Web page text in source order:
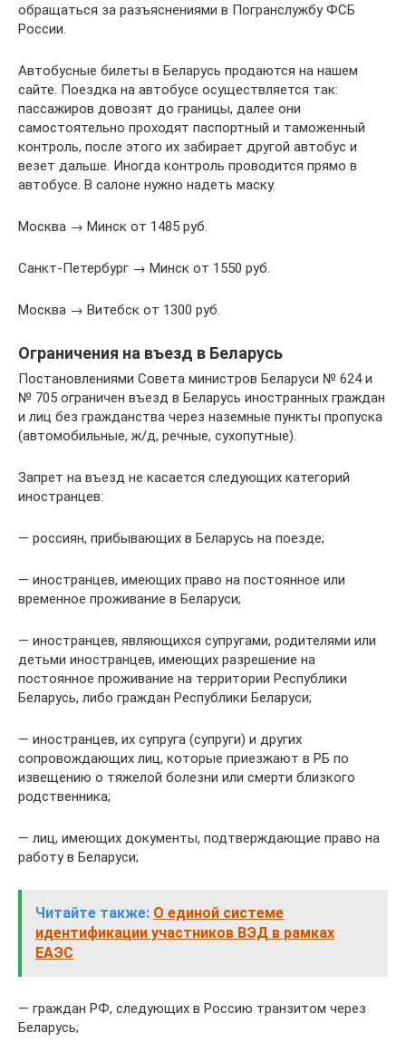
обращаться за разъяснениями в Погранслужбу ФСБ
России.
Автобусные билеты в Беларусь продаются на нашем
сайте. Поездка на автобусе осуществляется так:
пассажиров довозят до границы, далее они
самостоятельно проходят паспортный и таможенный
контроль, после этого их забирает другой автобус и
везет дальше. Иногда контроль проводится прямо в
автобусе. В салоне нужно надеть маску.
Москва → Минск от 1485 руб.
Санкт-Петербург → Минск от 1550 руб.
Москва → Витебск от 1300 руб.
Ограничения на въезд в Беларусь
Постановлениями Совета министров Беларуси № 624 и
№ 705 ограничен въезд в Беларусь иностранных граждан
и лиц без гражданства через наземные пункты пропуска
(автомобильные, ж/д, речные, сухопутные).
Запрет на въезд не касается следующих категорий
иностранцев:
— россиян, прибывающих в Беларусь на поезде;
— иностранцев, имеющих право на постоянное или
временное проживание в Беларуси;
— иностранцев, являющихся супругами, родителями или
детьми иностранцев, имеющих разрешение на
постоянное проживание на территории Республики
Беларусь, либо граждан Республики Беларуси;
— иностранцев, их супруга (супруги) и других
сопровождающих лиц, которые приезжают в РБ по
извещению о тяжелой болезни или смерти близкого
родственника;
— лиц, имеющих документы, подтверждающие право на
работу в Беларуси;
Читайте также: О единой системе
идентификации участников ВЭД в рамках
ЕАЭС
— граждан РФ, следующих в Россию транзитом через
Беларусь;